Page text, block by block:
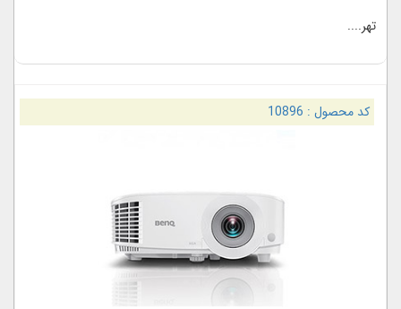
تهر....
کد محصول : 10896